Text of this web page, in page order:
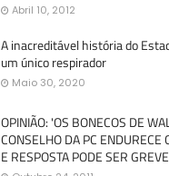
Abril 10, 2012
A inacreditável história do
um único respirador
Maio 30, 2020
OPINIÃO: 'OS BONECOS DE
CONSELHO DA PC ENDURECE
E RESPOSTA PODE SER GREVE